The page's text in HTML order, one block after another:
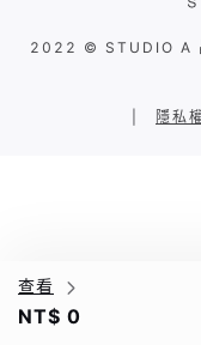
查看
NT$ 0
2022 © STUDIO A
隱私